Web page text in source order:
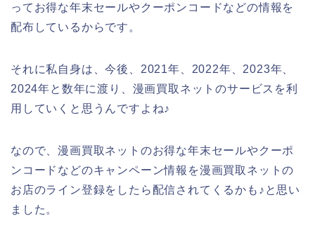
ってお得な年末セールやクーポンコードなどの情報を
配布しているからです。
それに私自身は、今後、2021年、2022年、2023年、
2024年と数年に渡り、漫画買取ネットのサービスを利
用していくと思うんですよね♪
なので、漫画買取ネットのお得な年末セールやクーポ
ンコードなどのキャンペーン情報を漫画買取ネットの
お店のライン登録をしたら配信されてくるかも♪と思い
ました。